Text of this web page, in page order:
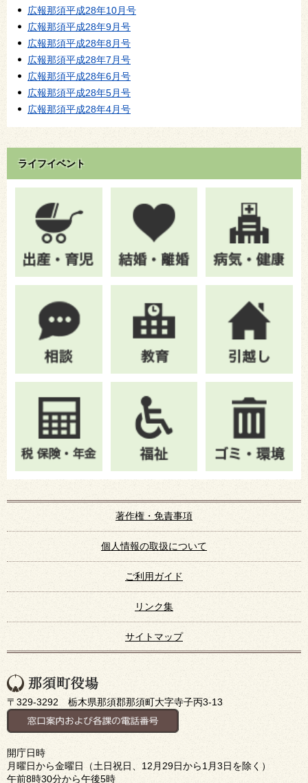
広報那須平成28年10月号
広報那須平成28年9月号
広報那須平成28年8月号
広報那須平成28年7月号
広報那須平成28年6月号
広報那須平成28年5月号
広報那須平成28年4月号
ライフイベント
著作権・免責事項
個人情報の取扱について
ご利用ガイド
リンク集
サイトマップ
〒329-3292 栃木県那須郡那須町大字寺子丙3-13
開庁日時
月曜日から金曜日（土日祝日、12月29日から1月3日を除く）
午前8時30分から午後5時